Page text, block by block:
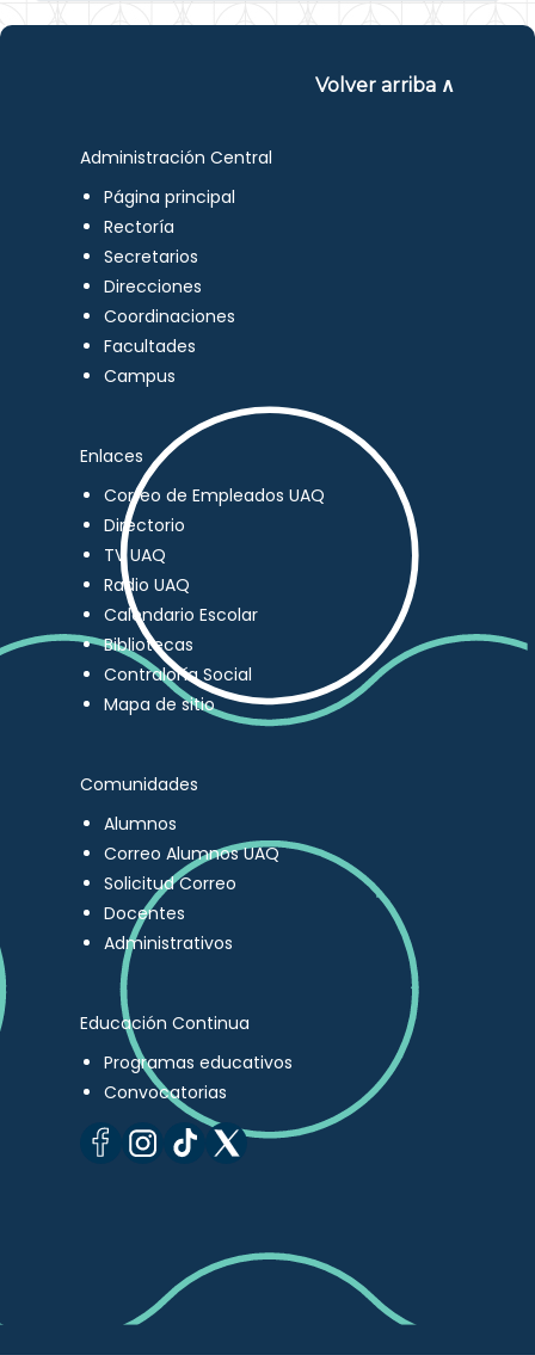
Volver arriba ∧
Administración Central
Página principal
Rectoría
Secretarios
Direcciones
Coordinaciones
Facultades
Campus
Enlaces
Correo de Empleados UAQ
Directorio
TV UAQ
Radio UAQ
Calendario Escolar
Bibliotecas
Contraloría Social
Mapa de sitio
Comunidades
Alumnos
Correo Alumnos UAQ
Solicitud Correo
Docentes
Administrativos
Educación Continua
Programas educativos
Convocatorias